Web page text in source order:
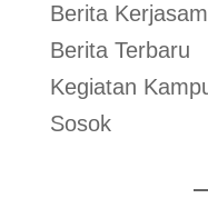
Berita
Berita Terbaru
Kegiatan
Sosok